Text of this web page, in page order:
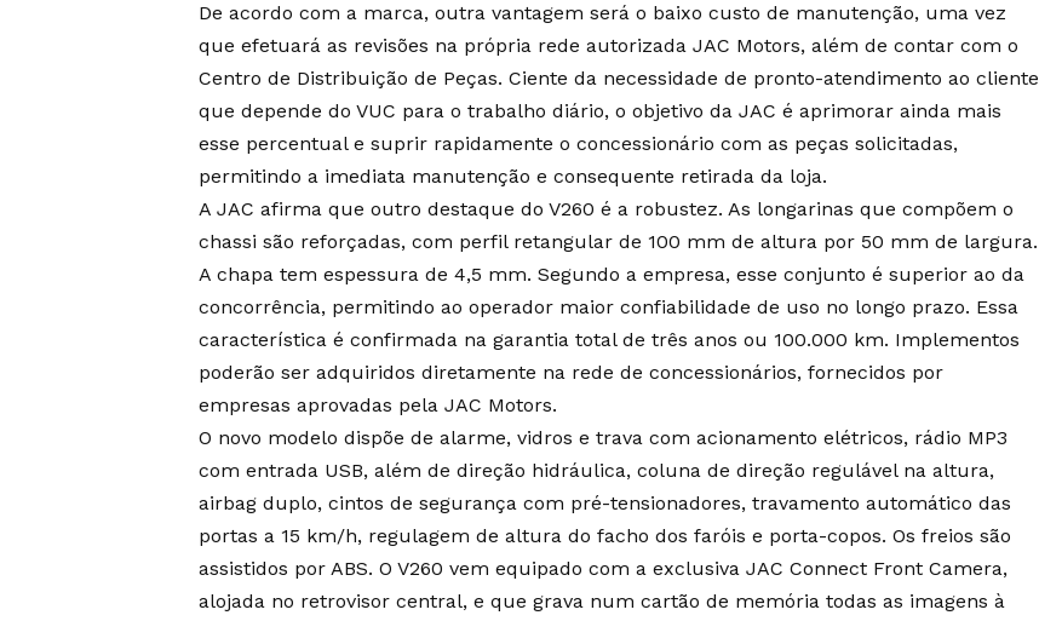
De acordo com a marca, outra vantagem será o baixo custo de manutenção, uma vez
que efetuará as revisões na própria rede autorizada JAC Motors, além de contar com o
Centro de Distribuição de Peças. Ciente da necessidade de pronto-atendimento ao cliente
que depende do VUC para o trabalho diário, o objetivo da JAC é aprimorar ainda mais
esse percentual e suprir rapidamente o concessionário com as peças solicitadas,
permitindo a imediata manutenção e consequente retirada da loja.
A JAC afirma que outro destaque do V260 é a robustez. As longarinas que compõem o
chassi são reforçadas, com perfil retangular de 100 mm de altura por 50 mm de largura.
A chapa tem espessura de 4,5 mm. Segundo a empresa, esse conjunto é superior ao da
concorrência, permitindo ao operador maior confiabilidade de uso no longo prazo. Essa
característica é confirmada na garantia total de três anos ou 100.000 km. Implementos
poderão ser adquiridos diretamente na rede de concessionários, fornecidos por
empresas aprovadas pela JAC Motors.
O novo modelo dispõe de alarme, vidros e trava com acionamento elétricos, rádio MP3
com entrada USB, além de direção hidráulica, coluna de direção regulável na altura,
airbag duplo, cintos de segurança com pré-tensionadores, travamento automático das
portas a 15 km/h, regulagem de altura do facho dos faróis e porta-copos. Os freios são
assistidos por ABS. O V260 vem equipado com a exclusiva JAC Connect Front Camera,
alojada no retrovisor central, e que grava num cartão de memória todas as imagens à